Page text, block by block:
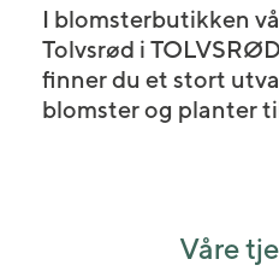
I blomsterbutikken
Tolvsrød i
finner du et stort
blomster og planter
Våre